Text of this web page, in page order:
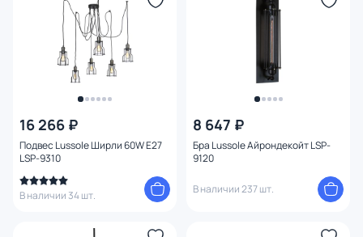
16 266 ₽
Подвес Lussole Ширли 60W E27
LSP-9310
В наличии 34 шт.
8 647 ₽
Бра Lussole Айрондекойт LSP-
9120
В наличии 237 шт.